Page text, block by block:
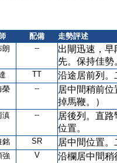
配備
走勢評述
朗 --
出閘迅速，
先。保持佳勢
TT 沿途居前列。
榮 --
居中間稍前
掉馬鞭。）
滇 --
居後列。直
位置。
銘 SR 居中間位置
強 V
沿欄居中間稍